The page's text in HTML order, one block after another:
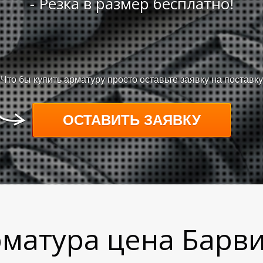
Что бы купить арматуру просто оставьте заявку на поставку
ОСТАВИТЬ ЗАЯВКУ
цена